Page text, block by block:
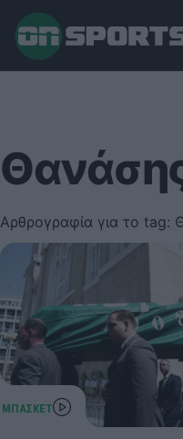
Αρθρογραφία για το tag: